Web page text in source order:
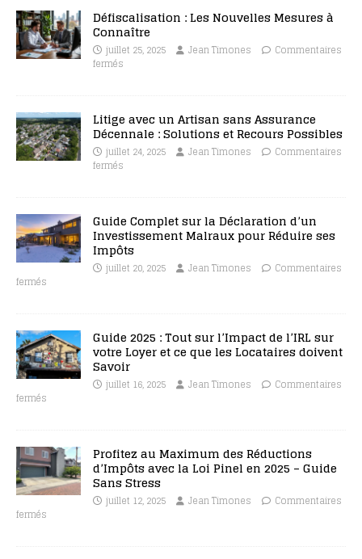
Défiscalisation : Les Nouvelles Mesures à
Connaître
juillet 25, 2025 Jean Timones
Commentaires
fermés
Litige avec un Artisan sans Assurance
Décennale : Solutions et Recours Possibles
juillet 24, 2025 Jean Timones
Commentaires
fermés
Guide Complet sur la Déclaration d’un
Investissement Malraux pour Réduire ses
Impôts
juillet 20, 2025 Jean Timones
Commentaires
fermés
Guide 2025 : Tout sur l’Impact de l’IRL sur
votre Loyer et ce que les Locataires doivent
Savoir
juillet 16, 2025 Jean Timones
Commentaires
fermés
Profitez au Maximum des Réductions
d’Impôts avec la Loi Pinel en 2025 – Guide
Sans Stress
juillet 12, 2025 Jean Timones
Commentaires
fermés